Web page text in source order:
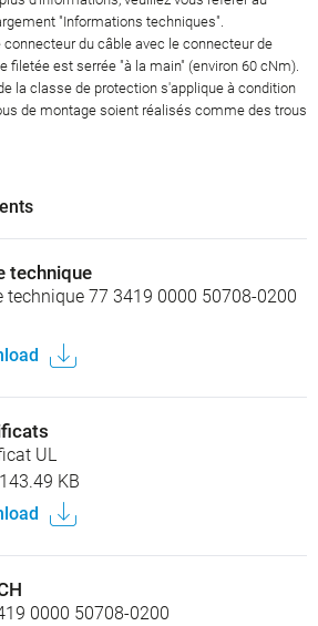
"Informations techniques".
connecteur du câble avec le connecteur de
filetée est serrée "à la main" (environ 60 cNm).
la classe de protection s'applique à condition
de montage soient réalisés comme des trous
technique
technique 77 3419 0000 50708-0200
UL
143.49 KB
0000 50708-0200